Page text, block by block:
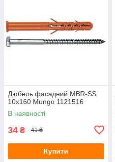
Дюбель фасадний MBR-SS
10х160 Mungo 1121516
В наявності
34 ₴ 41 ₴
Купити